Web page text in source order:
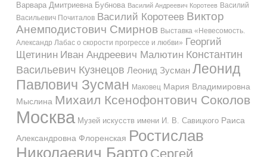
Варвара Дмитриевна Бубнова Василий Андреевич Коротеев Василий
Васильевич Почиталов Василий Коротеев Виктор
Анемподистович Смирнов Выставка «Невесомость.
Александр Лабас о скорости прогрессе и любви»
Георгий
Щетинин Иван Андреевич Малютин Константин
Васильевич Кузнецов Леонид Зусман Леонид
Павлович Зусман
Маковец Мария Владимировна
Мыслина Михаил Ксенофонтович Соколов
Москва Музей искусств имени И. В. Савицкого Раиса
Александровна Флоренская Ростислав
Николаевич Барто